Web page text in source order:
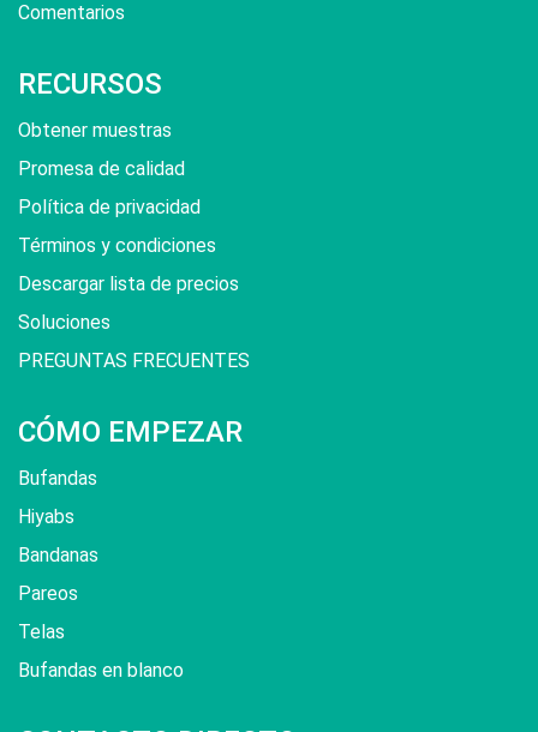
Comentarios
RECURSOS
Obtener muestras
Promesa de calidad
Política de privacidad
Términos y condiciones
Descargar lista de precios
Soluciones
PREGUNTAS FRECUENTES
CÓMO EMPEZAR
Bufandas
Hiyabs
Bandanas
Pareos
Telas
Bufandas en blanco